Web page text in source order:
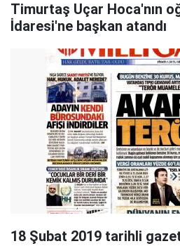
Timurtaş Uçar Hoca'nın
İdaresi'ne başkan atandı
18 Şubat 2019 tarihli